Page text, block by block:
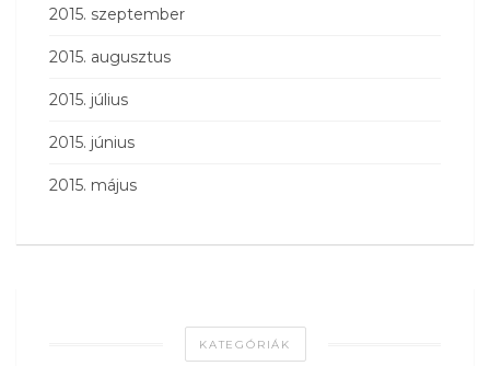
2015. szeptember
2015. augusztus
2015. július
2015. június
2015. május
KATEGÓRIÁK